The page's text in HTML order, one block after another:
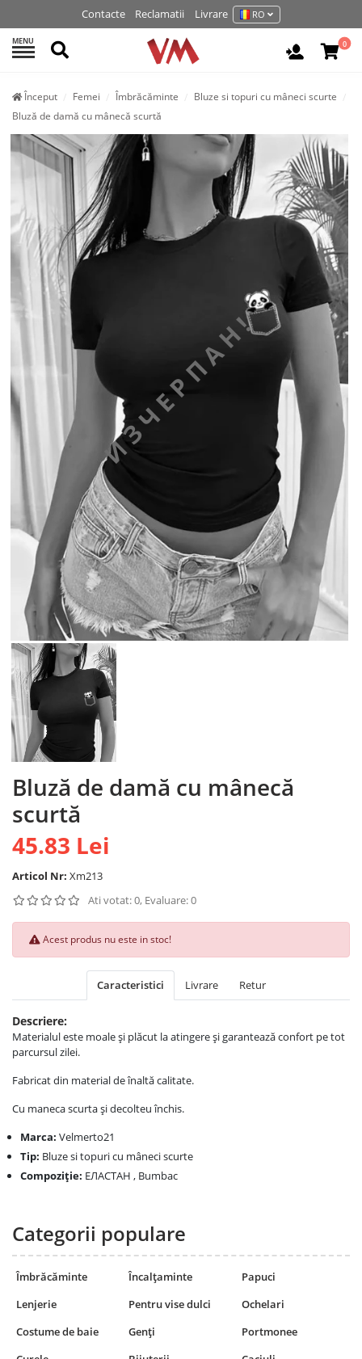
Contacte Reclamatii Livrare RO
MENU Cautati 0
Început Femei Îmbrăcăminte
Bluze si topuri cu mâneci scurte
Bluză de damă cu mânecă scurtă
Bluză de damă cu mânecă
scurtă
45.83 Lei
Articol Nr: Xm213
Ati votat: 0, Evaluare: 0
Acest produs nu este in stoc!
Caracteristici Livrare Retur
Descriere:
Materialul este moale și plăcut la atingere și garantează confort pe tot
parcursul zilei.
Fabricat din material de înaltă calitate.
Cu maneca scurta și decolteu închis.
Marca: Velmerto21
Tip: Bluze si topuri cu mâneci scurte
Compoziţie: ЕЛАСТАН , Bumbac
Categorii populare
Îmbrăcăminte Încalțaminte
Papuci
Lenjerie
Pentru vise dulci
Ochelari
Costume de baie
Genți
Portmonee